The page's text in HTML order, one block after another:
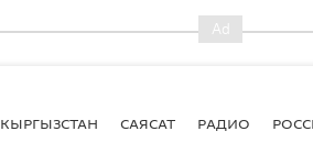
КЫРГЫЗСТАН САЯСАТ РАДИО